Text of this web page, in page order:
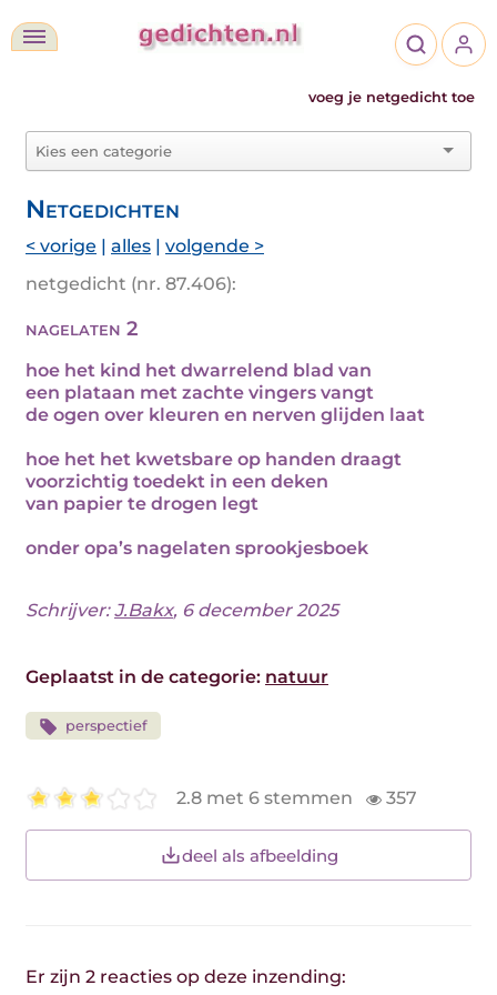
voeg je netgedicht toe
Netgedichten
< vorige | alles | volgende >
netgedicht (nr. 87.406):
nagelaten 2
hoe het kind het dwarrelend blad van
een plataan met zachte vingers vangt
de ogen over kleuren en nerven glijden laat
hoe het het kwetsbare op handen draagt
voorzichtig toedekt in een deken
van papier te drogen legt
onder opa’s nagelaten sprookjesboek
Schrijver:J.Bakx, 6 december 2025
Geplaatst in de categorie: natuur
perspectief
2.8 met 6 stemmen 357
deel als afbeelding
Er zijn 2 reacties op deze inzending: